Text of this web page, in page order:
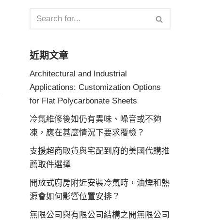
近期文章
Architectural and Industrial
Applications: Customization Options
for Flat Polycarbonate Sheets
冷氣維修後如仍有異味、噪音或不夠
凍，應在甚麼情況下要求覆檢？
支援超商取貨與宅配到府的美國代購推
薦取件選擇
開放式廚房附近安裝冷氣時，油煙和熱
源會如何影響位置安排？
無限公司與有限公司結構之開無限公司